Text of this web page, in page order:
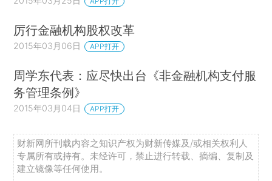
厉行金融机构股权改革
2015年03月06日 APP打开
周学东代表：应尽快出台《非金融机构支付服
务管理条例》
2015年03月04日 APP打开
财新网所刊载内容之知识产权为财新传媒及/或相关权利人
专属所有或持有。未经许可，禁止进行转载、摘编、复制及
建立镜像等任何使用。